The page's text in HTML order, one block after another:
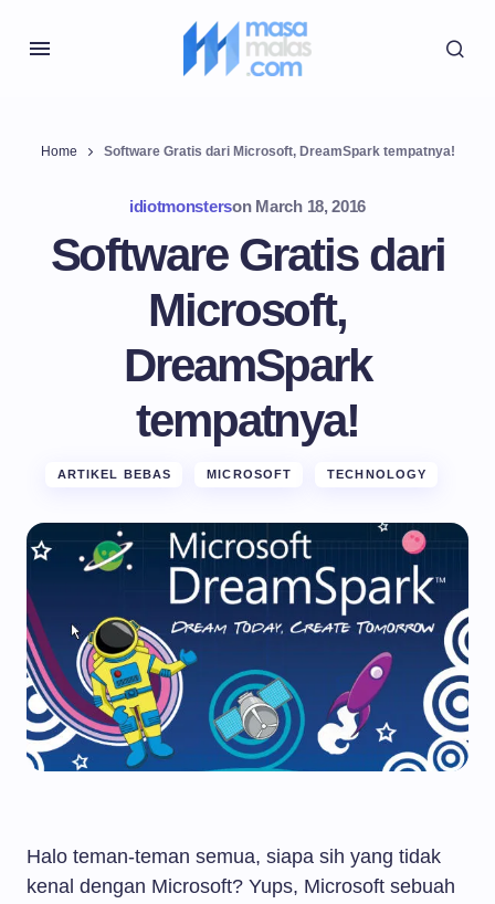
Home Software Gratis dari Microsoft, DreamSpark tempatnya!
idiotmonsterson March 18, 2016
Software Gratis dari
Microsoft,
DreamSpark
tempatnya!
ARTIKEL BEBAS MICROSOFT TECHNOLOGY
Halo teman-teman semua, siapa sih yang tidak
kenal dengan Microsoft? Yups, Microsoft sebuah